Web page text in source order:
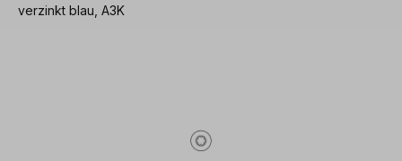
verzinkt blau, A3K